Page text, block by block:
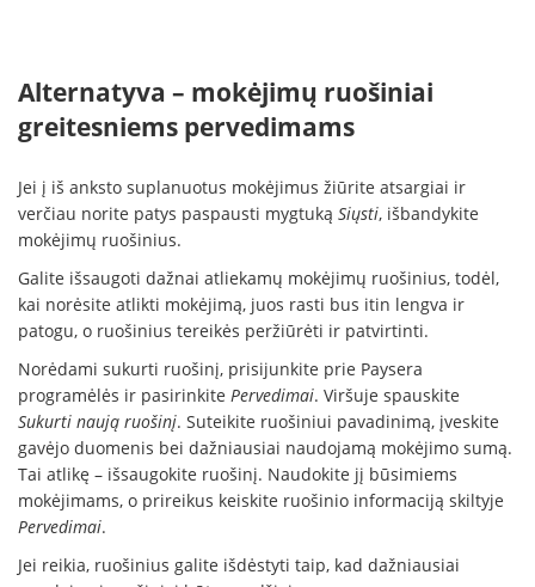
Alternatyva – mokėjimų ruošiniai
greitesniems pervedimams
Jei į iš anksto suplanuotus mokėjimus žiūrite atsargiai ir
verčiau norite patys paspausti mygtuką Siųsti, išbandykite
mokėjimų ruošinius.
Galite išsaugoti dažnai atliekamų mokėjimų ruošinius, todėl,
kai norėsite atlikti mokėjimą, juos rasti bus itin lengva ir
patogu, o ruošinius tereikės peržiūrėti ir patvirtinti.
Norėdami sukurti ruošinį, prisijunkite prie Paysera
programėlės ir pasirinkite Pervedimai. Viršuje spauskite
Sukurti naują ruošinį. Suteikite ruošiniui pavadinimą, įveskite
gavėjo duomenis bei dažniausiai naudojamą mokėjimo sumą.
Tai atlikę – išsaugokite ruošinį. Naudokite jį būsimiems
mokėjimams, o prireikus keiskite ruošinio informaciją skiltyje
Pervedimai.
Jei reikia, ruošinius galite išdėstyti taip, kad dažniausiai